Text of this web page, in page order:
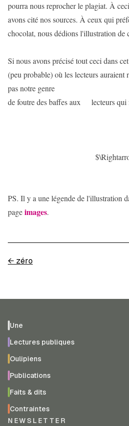
pourra nous reprocher le plagiat. À
avons cité nos sources. À ceux qui
chocolat, nous dédions l'illustration de
Si nous avons précisé tout ceci dans
(peu probable) où les lecteurs auraient
pas notre genre
de foutre des baffes aux lecteurs qui
PS. Il y a une légende de l'illustration
pageimages.
← zéro
Une
Lectures publiques
Oulipiens
Publications
Faits & dits
Contraintes
NEWSLETTER